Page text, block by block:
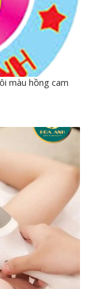
màu hồng cam